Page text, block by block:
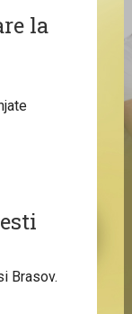
la
Brasov.